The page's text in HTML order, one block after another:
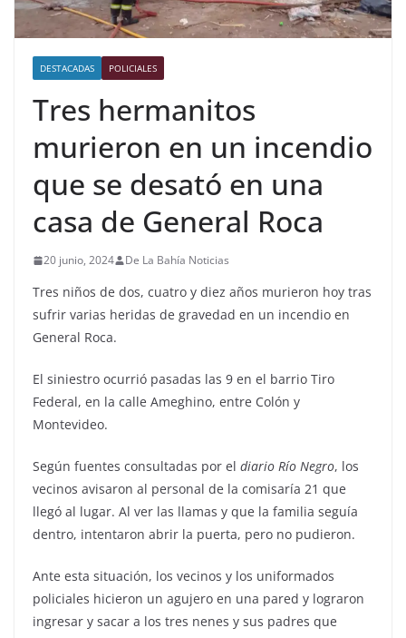
DESTACADAS POLICIALES
Tres hermanitos
murieron en un incendio
que se desató en una
casa de General Roca
20 junio, 2024 De La Bahía Noticias
Tres niños de dos, cuatro y diez años murieron hoy tras
sufrir varias heridas de gravedad en un incendio en
General Roca.
El siniestro ocurrió pasadas las 9 en el barrio Tiro
Federal, en la calle Ameghino, entre Colón y
Montevideo.
Según fuentes consultadas por el diario Río Negro, los
vecinos avisaron al personal de la comisaría 21 que
llegó al lugar. Al ver las llamas y que la familia seguía
dentro, intentaron abrir la puerta, pero no pudieron.
Ante esta situación, los vecinos y los uniformados
policiales hicieron un agujero en una pared y lograron
ingresar y sacar a los tres nenes y sus padres que